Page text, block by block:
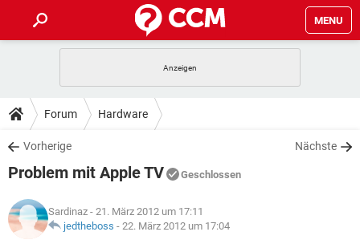
MENU
ANDROID
WINDOWS 10
WHATSAPP TIKTOK
FACEBOOK
TIPPS & TRICKS
SPIELE
WHATSAPP TIKTOK
DOWNLOADS
SPIELE STREAMING
ANDROID
WINDOWS 10 INSTAGRAM
SPIELE STREAMING
LEXIKON
Forum Hardware
Vorherige Nächste
Problem mit Apple TV Geschlossen
Sardinaz - 21. März 2012 um 17:11
jedtheboss - 22. März 2012 um 17:04